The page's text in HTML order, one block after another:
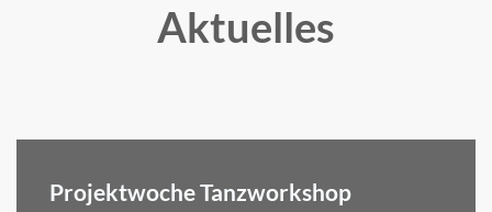
Aktuelles
Projektwoche Tanzworkshop